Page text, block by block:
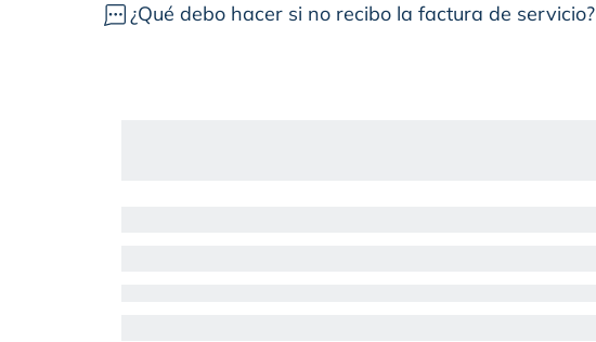
¿Qué debo hacer si no recibo la factura de servicio?